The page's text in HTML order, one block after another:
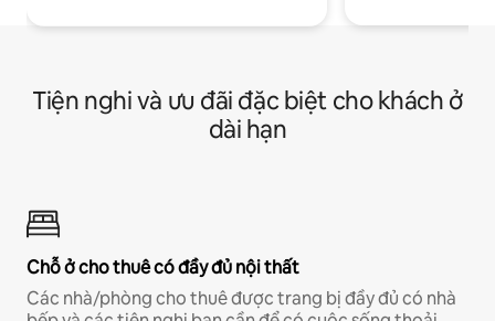
Tiện nghi và ưu đãi đặc biệt cho khách ở
dài hạn
Chỗ ở cho thuê có đầy đủ nội thất
Các nhà/phòng cho thuê được trang bị đầy đủ có nhà